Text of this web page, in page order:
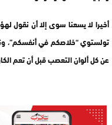
أخيرا لا يسعنا سوى إلا أن نقول
تولستوي “خلاصكم في أنفسكم”،
عن كل ألوان التعصب قبل أن تعم